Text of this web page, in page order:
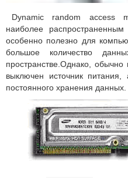
Dynamic random access
наиболее
особенно полезно для
большое количество
пространстве.Однако,
выключен источник
постоянного хранения данных.